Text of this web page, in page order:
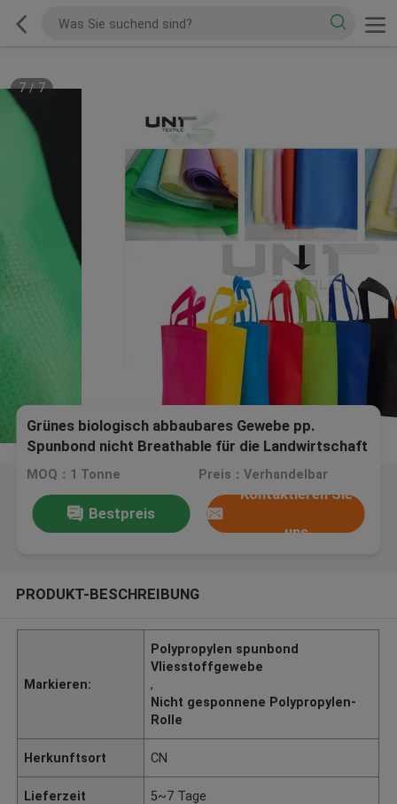
7/7
Grünes biologisch abbaubares Gewebe pp.
Spunbond nicht Breathable für die Landwirtschaft
und Taschenverwendung
MOQ：1 Tonne Preis：Verhandelbar
Bestpreis
Kontaktieren Sie
uns
PRODUKT-BESCHREIBUNG
Markieren:
Polypropylen spunbond
Vliesstoffgewebe
,
Nicht gesponnene Polypropylen-
Rolle
Herkunftsort CN
Lieferzeit 5~7 Tage